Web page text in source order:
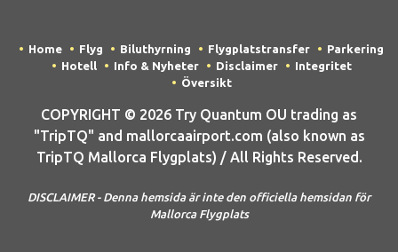
Home Flyg Biluthyrning Flygplatstransfer
Parkering
Hotell
Info & Nyheter Disclaimer
Integritet
Översikt
COPYRIGHT © 2026 Try Quantum OU trading as
"TripTQ" and mallorcaairport.com (also known as
TripTQ Mallorca Flygplats) / All Rights Reserved.
DISCLAIMER - Denna hemsida är inte den officiella hemsidan för
Mallorca Flygplats